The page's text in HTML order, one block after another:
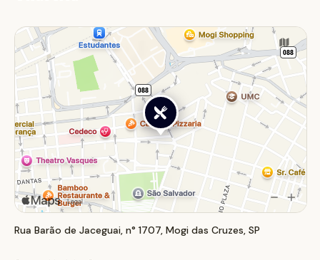
Rua Barão de Jaceguai, n° 1707, Mogi das Cruzes, SP